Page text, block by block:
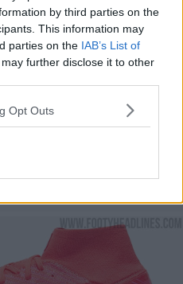
by third parties on the
This information may
parties on the IAB’s List of
further disclose it to other
Opt Outs